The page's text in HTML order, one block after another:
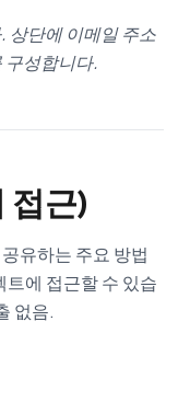
상단에 이메일 주소
구성합니다.
접근)
유하는 주요 방법
에 접근할 수 있습
없음.